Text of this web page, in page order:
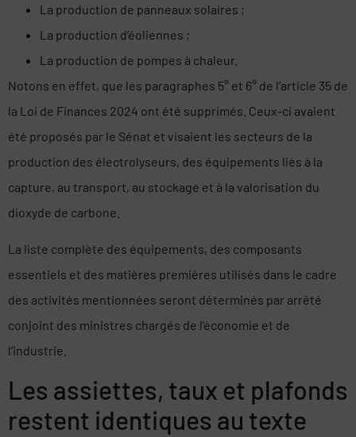
La production de panneaux solaires ;
La production d’éoliennes ;
La production de pompes à chaleur.
Notons en effet, que les paragraphes 5° et 6° de l’article 35 de
la Loi de Finances 2024 ont été supprimés. Ceux-ci avaient
été proposés par le Sénat et visaient les secteurs de la
production des électrolyseurs, des équipements liés à la
capture, au transport, au stockage et à la valorisation du
dioxyde de carbone.
La liste complète des équipements, des composants
essentiels et des matières premières utilisés dans le cadre
des activités mentionnées seront déterminés par arrêté
conjoint des ministres chargés de l’économie et de
l’industrie.
Les assiettes, taux et plafonds
restent identiques au texte